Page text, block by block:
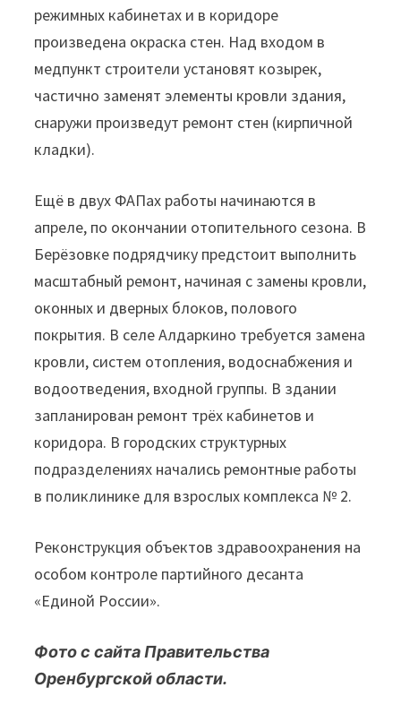
режимных кабинетах и в коридоре
произведена окраска стен. Над входом в
медпункт строители установят козырек,
частично заменят элементы кровли здания,
снаружи произведут ремонт стен (кирпичной
кладки).
Ещё в двух ФАПах работы начинаются в
апреле, по окончании отопительного сезона. В
Берёзовке подрядчику предстоит выполнить
масштабный ремонт, начиная с замены кровли,
оконных и дверных блоков, полового
покрытия. В селе Алдаркино требуется замена
кровли, систем отопления, водоснабжения и
водоотведения, входной группы. В здании
запланирован ремонт трёх кабинетов и
коридора. В городских структурных
подразделениях начались ремонтные работы
в поликлинике для взрослых комплекса № 2.
Реконструкция объектов здравоохранения на
особом контроле партийного десанта
«Единой России».
Фото с сайта Правительства
Оренбургской области.